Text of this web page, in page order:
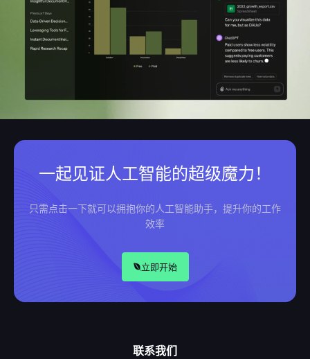
一起见证人工智能的超级魔力！
只需点击一下就可以拥抱你的人工智能助手，提升你的工作
效率
立即开始
联系我们